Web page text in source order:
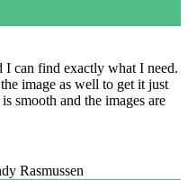
I can find exactly what I need.
image as well to get it just
smooth and the images are
Rasmussen